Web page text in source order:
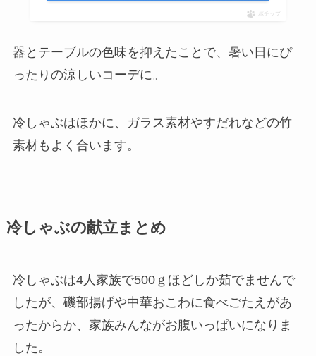
ポチップ
器とテーブルの色味を抑えたことで、暑い日にぴ
ったりの涼しいコーデに。
冷しゃぶはほかに、ガラス素材やすだれなどの竹
素材もよく合います。
冷しゃぶの献立まとめ
冷しゃぶは4人家族で500ｇほどしか茹でませんで
したが、磯部揚げや中華おこわに食べごたえがあ
ったからか、家族みんながお腹いっぱいになりま
した。